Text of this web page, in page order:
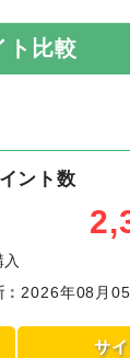
ト比較
ント数
入
： 2026年08月
サ